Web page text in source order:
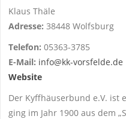
Klaus Thäle
Adresse: 38448 Wolfsburg
Telefon: 05363-3785
E-Mail: info@kk-vorsfelde.de
Website
Der Kyffhäuserbund e.V. ist
ging im Jahr 1900 aus dem